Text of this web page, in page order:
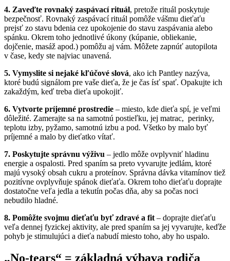
4. Zaveďte rovnaký zaspávací rituál, pretože rituál poskytuje
bezpečnosť. Rovnaký zaspávací rituál pomôže vášmu dieťaťu
prejsť zo stavu bdenia cez upokojenie do stavu zaspávania alebo
spánku. Okrem toho jednotlivé úkony (kúpanie, obliekanie,
dojčenie, masáž apod.) pomôžu aj vám. Môžete zapnúť autopilota
v čase, kedy ste najviac unavená.
5. Vymyslite si nejaké kľúčové slová, ako ich Pantley nazýva,
ktoré budú signálom pre vaše dieťa, že je čas ísť spať. Opakujte ich
zakaždým, keď treba dieťa upokojiť.
6. Vytvorte príjemné prostredie – miesto, kde dieťa spí, je veľmi
dôležité. Zamerajte sa na samotnú postieľku, jej matrac, perinky,
teplotu izby, pyžamo, samotnú izbu a pod. Všetko by malo byť
príjemné a malo by dieťatko vítať.
7. Poskytujte správnu výživu – jedlo môže ovplyvniť hladinu
energie a ospalosti. Pred spaním sa preto vyvarujte jedlám, ktoré
majú vysoký obsah cukru a proteínov. Správna dávka vitamínov tiež
pozitívne ovplyvňuje spánok dieťaťa. Okrem toho dieťaťu doprajte
dostatočne veľa jedla a tekutín počas dňa, aby sa počas noci
nebudilo hladné.
8. Pomôžte svojmu dieťaťu byť zdravé a fit – doprajte dieťaťu
veľa dennej fyzickej aktivity, ale pred spaním sa jej vyvarujte, keďže
pohyb je stimulujúci a dieťa nabudí miesto toho, aby ho uspalo.
„No-tears“ = základná výbava rodiča